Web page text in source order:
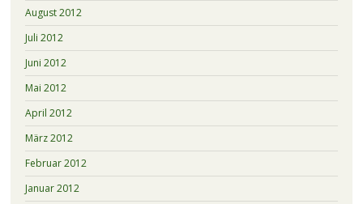
August 2012
Juli 2012
Juni 2012
Mai 2012
April 2012
März 2012
Februar 2012
Januar 2012